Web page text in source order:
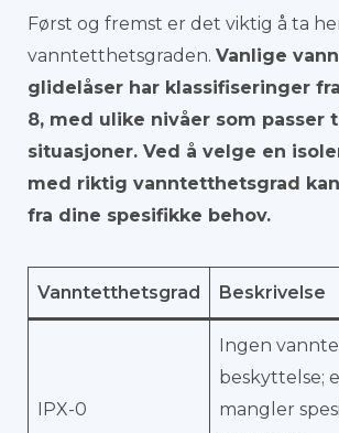
Først og fremst er det viktig å ta
vanntetthetsgraden. Vanlige
glidelåser har klassifiseringer fra
8, med ulike nivåer som passer
situasjoner. Ved å velge en
med riktig vanntetthetsgrad
fra dine spesifikke behov.
Vanntetthetsgrad Beskrivelse
IPX-0
Ingen
beskyttelse;
mangler